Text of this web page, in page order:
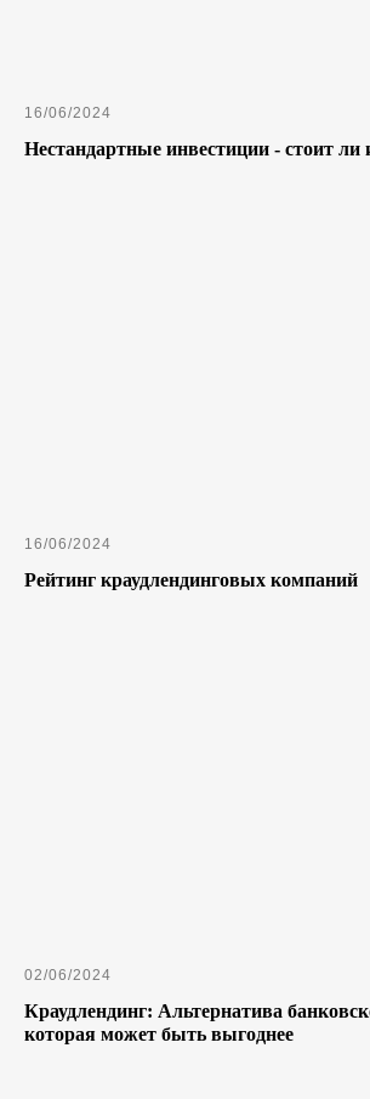
16/06/2024
Нестандартные инвестиции - стоит ли
16/06/2024
Рейтинг краудлендинговых компаний
02/06/2024
Краудлендинг: Альтернатива
которая может быть выгоднее